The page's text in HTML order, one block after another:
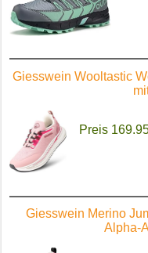
Giesswein Wooltastic
Preis
Giesswein Merino
Alpha-